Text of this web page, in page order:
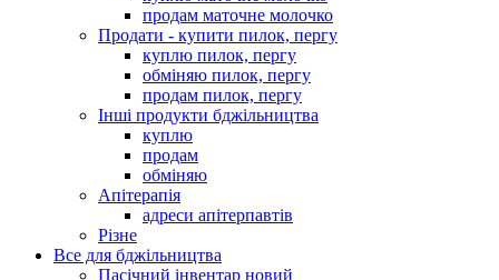
продам маточне молочко
Продати - купити пилок, пергу
куплю пилок, пергу
обміняю пилок, пергу
продам пилок, пергу
Інші продукти бджільництва
куплю
продам
обміняю
Апітерапія
адреси апітерпавтів
Різне
Все для бджільництва
Пасічний інвентар новий